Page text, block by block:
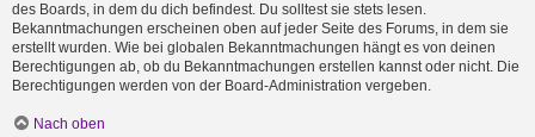
des Boards, in dem du dich befindest. Du solltest sie stets lesen.
Bekanntmachungen erscheinen oben auf jeder Seite des Forums, in dem sie
erstellt wurden. Wie bei globalen Bekanntmachungen hängt es von deinen
Berechtigungen ab, ob du Bekanntmachungen erstellen kannst oder nicht. Die
Berechtigungen werden von der Board-Administration vergeben.
Nach oben